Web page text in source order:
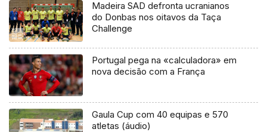
Madeira SAD defronta ucranianos
do Donbas nos oitavos da Taça
Challenge
Portugal pega na «calculadora» em
nova decisão com a França
Gaula Cup com 40 equipas e 570
atletas (áudio)